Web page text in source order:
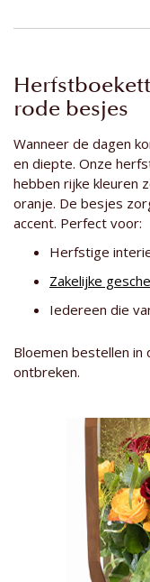
rode besjes
Wanneer de dagen
en diepte. Onze
hebben rijke kleuren
oranje. De besjes
accent. Perfect voor:
Herfstige
Zakelijke
Iedereen die
Bloemen bestellen
ontbreken.